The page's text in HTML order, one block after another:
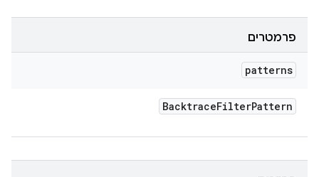
פרמטרים
patterns
BacktraceFilterPattern